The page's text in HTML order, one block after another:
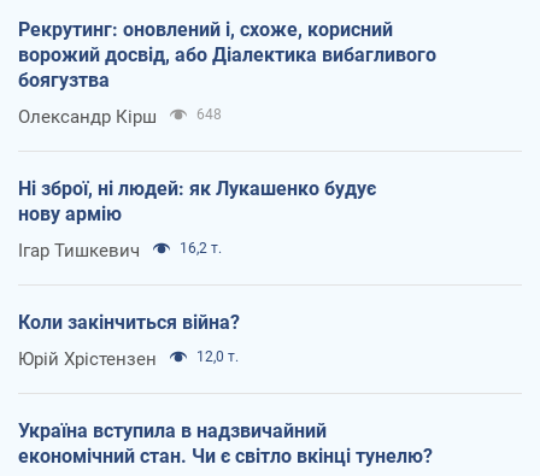
Рекрутинг: оновлений і, схоже, корисний
ворожий досвід, або Діалектика вибагливого
боягузтва
Олександр Кірш 648
Ні зброї, ні людей: як Лукашенко будує
нову армію
Ігар Тишкевич 16,2 т.
Коли закінчиться війна?
Юрій Хрістензен 12,0 т.
Україна вступила в надзвичайний
економічний стан. Чи є світло вкінці тунелю?